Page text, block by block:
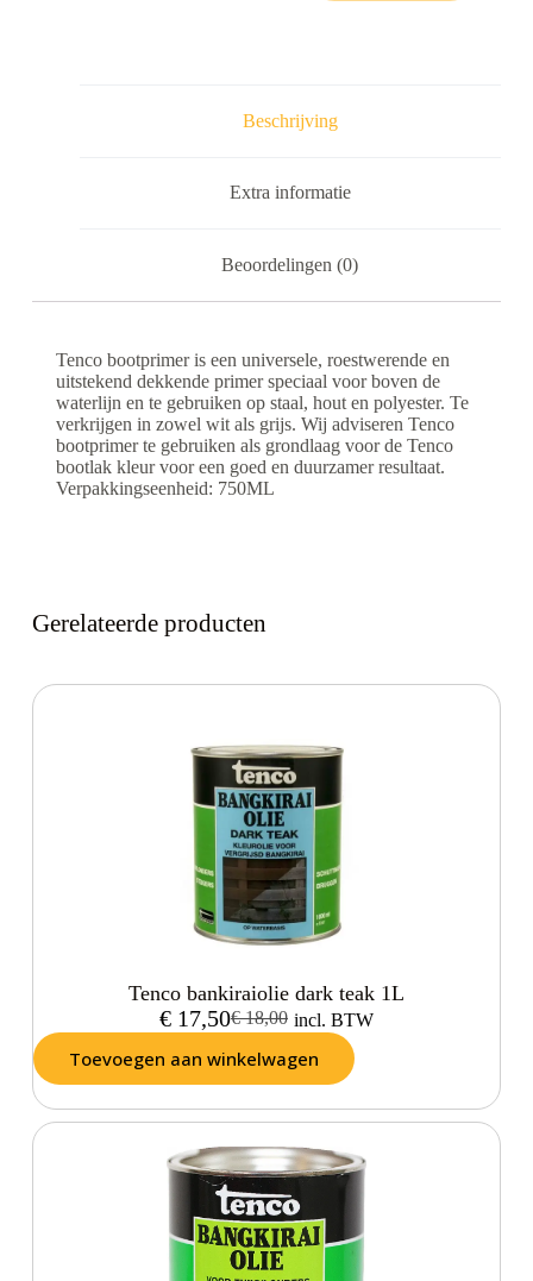
Beschrijving
Extra informatie
Beoordelingen (0)
Tenco bootprimer is een universele, roestwerende en
uitstekend dekkende primer speciaal voor boven de
waterlijn en te gebruiken op staal, hout en polyester. Te
verkrijgen in zowel wit als grijs. Wij adviseren Tenco
bootprimer te gebruiken als grondlaag voor de Tenco
bootlak kleur voor een goed en duurzamer resultaat.
Verpakkingseenheid: 750ML
Gerelateerde producten
Tenco bankiraiolie dark teak 1L
€18,00
€17,50 incl. BTW
Toevoegen aan winkelwagen